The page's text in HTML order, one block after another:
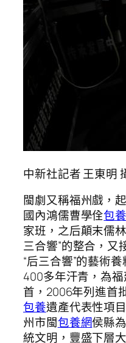
中新社記者 王東明
閩劇又稱福州戲，
國內鴻儒曹學佺包
家班，之后顛末儒
三合響”的整合，又
“后三合響”的藝術
400多年汗青，為
首，2006年列進首
包養遺產代表性項
州市閩包養網侯縣
統文明，豐盛下層